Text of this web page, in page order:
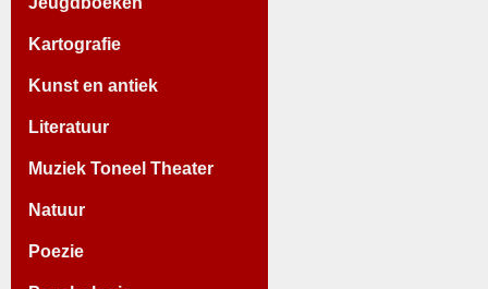
Kartografie
Kunst en antiek
Literatuur
Muziek Toneel Theater
Natuur
Poezie